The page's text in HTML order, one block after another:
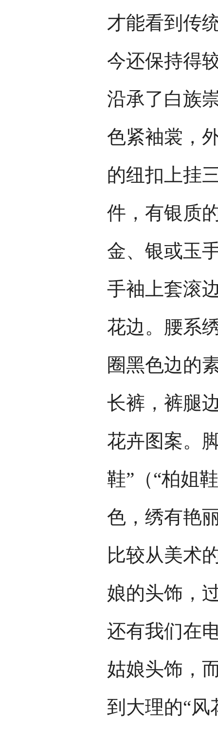
才能看到传
今还保持得
沿承了白族
色紧袖裳，
的纽扣上挂
件，有银质
金、银或玉
手袖上套滚
花边。腰系
圈黑色边的
长裤，裤腿
花卉图案。
鞋”（“柏姐
色，绣有艳
比较从美术
娘的头饰，
还有我们在
姑娘头饰，
到大理的“风